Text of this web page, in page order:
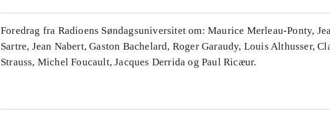
Foredrag fra Radioens Søndagsuniversitet om: Maurice Merleau-Ponty,
Sartre, Jean Nabert, Gaston Bachelard, Roger Garaudy, Louis Althusser,
Strauss, Michel Foucault, Jacques Derrida og Paul Ricæur.